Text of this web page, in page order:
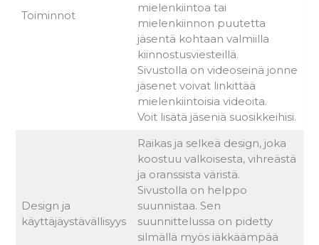
Toiminnot
mielenkiintoa tai
mielenkiinnon puutetta
jäsentä kohtaan valmiilla
kiinnostusviesteillä.
Sivustolla on videoseinä jonne
jäsenet voivat linkittää
mielenkiintoisia videoita.
Voit lisätä jäseniä suosikkeihisi.
Design ja
käyttäjäystävällisyys
Raikas ja selkeä design, joka
koostuu valkoisesta, vihreästä
ja oranssista väristä.
Sivustolla on helppo
suunnistaa. Sen
suunnittelussa on pidetty
silmällä myös iäkkäämpää